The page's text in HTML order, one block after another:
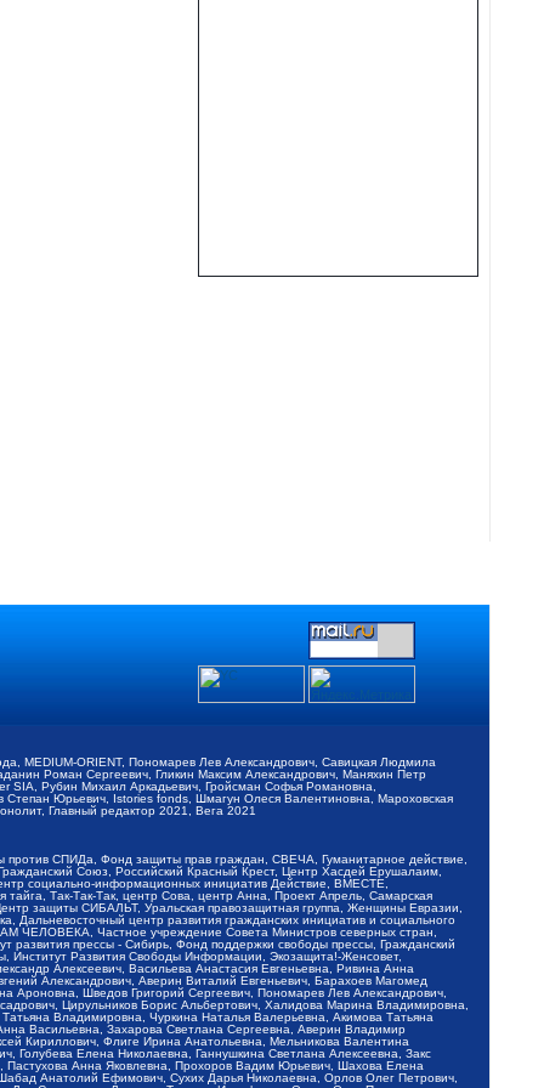
MEDIUM-ORIENT, Пономарев Лев Александрович, Савицкая Людмила
Роман Сергеевич, Гликин Максим Александрович, Маняхин Петр
Рубин Михаил Аркадьевич, Гройсман Софья Романовна,
Юрьевич, Istories fonds, Шмагун Олеся Валентиновна, Мароховская
Главный редактор 2021, Вега 2021
СПИДа, Фонд защиты прав граждан, СВЕЧА, Гуманитарное действие,
Союз, Российский Красный Крест, Центр Хасдей Ерушалаим,
социально-информационных инициатив Действие, ВМЕСТЕ,
Так-Так-Так, центр Сова, центр Анна, Проект Апрель, Самарская
защиты СИБАЛЬТ, Уральская правозащитная группа, Женщины Евразии,
Дальневосточный центр развития гражданских инициатив и социального
ЧЕЛОВЕКА, Частное учреждение Совета Министров северных стран,
прессы - Сибирь, Фонд поддержки свободы прессы, Гражданский
Институт Развития Свободы Информации, Экозащита!-Женсовет,
Алексеевич, Васильева Анастасия Евгеньевна, Ривина Анна
Александрович, Аверин Виталий Евгеньевич, Барахоев Магомед
Шведов Григорий Сергеевич, Пономарев Лев Александрович,
Цирульников Борис Альбертович, Халидова Марина Владимировна,
Владимировна, Чуркина Наталья Валерьевна, Акимова Татьяна
Васильевна, Захарова Светлана Сергеевна, Аверин Владимир
Кириллович, Флиге Ирина Анатольевна, Мельникова Валентина
Елена Николаевна, Ганнушкина Светлана Алексеевна, Закс
Анна Яковлевна, Прохоров Вадим Юрьевич, Шахова Елена
Анатолий Ефимович, Сухих Дарья Николаевна, Орлов Олег Петрович,